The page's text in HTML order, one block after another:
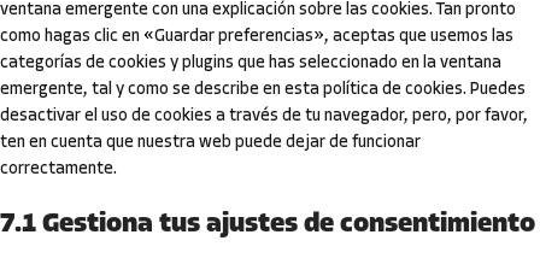
ventana emergente con una explicación sobre las cookies. Tan pronto
como hagas clic en «Guardar preferencias», aceptas que usemos las
categorías de cookies y plugins que has seleccionado en la ventana
emergente, tal y como se describe en esta política de cookies. Puedes
desactivar el uso de cookies a través de tu navegador, pero, por favor,
ten en cuenta que nuestra web puede dejar de funcionar
correctamente.
7.1 Gestiona tus ajustes de consentimiento